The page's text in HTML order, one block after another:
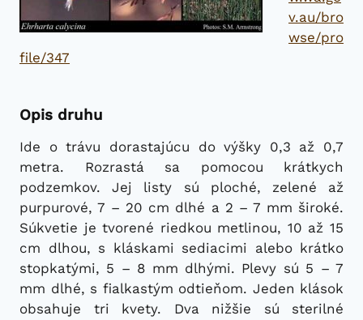
v.au/bro
wse/pro
file/347
Opis druhu
Ide o trávu dorastajúcu do výšky 0,3 až 0,7
metra. Rozrastá sa pomocou krátkych
podzemkov. Jej listy sú ploché, zelené až
purpurové, 7 – 20 cm dlhé a 2 – 7 mm široké.
Súkvetie je tvorené riedkou metlinou, 10 až 15
cm dlhou, s kláskami sediacimi alebo krátko
stopkatými, 5 – 8 mm dlhými. Plevy sú 5 – 7
mm dlhé, s fialkastým odtieňom. Jeden klások
obsahuje tri kvety. Dva nižšie sú sterilné